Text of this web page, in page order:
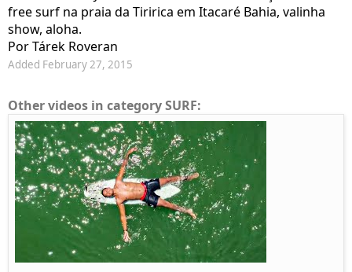
free surf na praia da Tiririca em Itacaré Bahia, valinha
show, aloha.
Por Tárek Roveran
Added February 27, 2015
Other videos in category SURF: